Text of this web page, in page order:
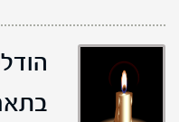
בתאריך 17/